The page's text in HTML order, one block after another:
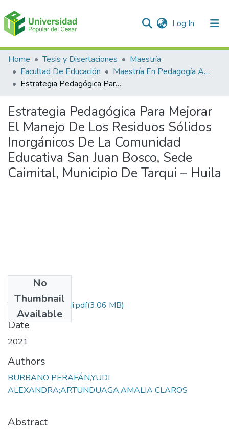
Log In (current)
Communities & Collections
All of DSpace
Home Tesis y Disertaciones
Maestría
Facultad De Educación
Maestría En Pedagogía Ambiental Para El desarrollo Sostenible
Estrategia Pedagógica Para Mejorar El Manejo De Los Residuos Sólidos Inorgánicos De La Comunidad Educativa San Juan Bosco, Sede Caimital, Municipio De Tarqui – Huila
Estrategia Pedagógica Para Mejorar
El Manejo De Los Residuos Sólidos
Inorgánicos De La Comunidad
Educativa San Juan Bosco, Sede
Caimital, Municipio De Tarqui – Huila
No
Thumbnail
Available
Tesis Burbano Yudi.pdf(3.06 MB)
Date
2021
Authors
BURBANO PERAFÁN,YUDI
ALEXANDRA;ARTUNDUAGA,AMALIA CLAROS
Abstract